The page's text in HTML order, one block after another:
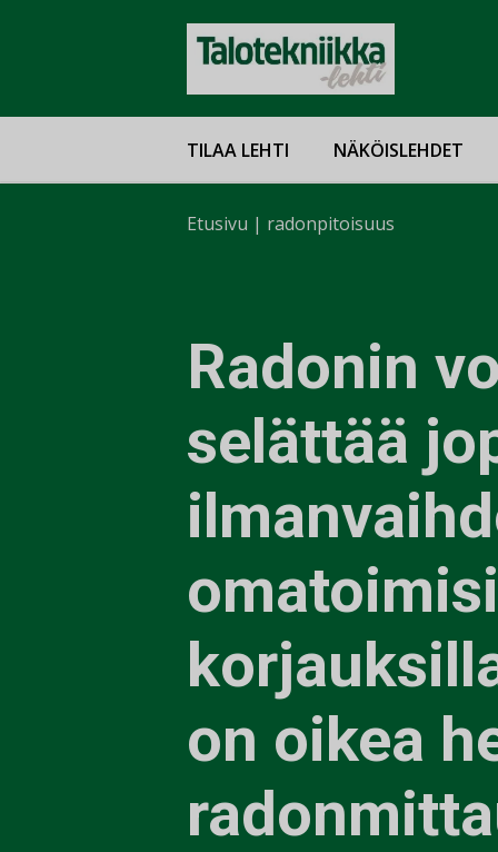
TILAA LEHTI NÄKÖISLEHDET
Etusivu | radonpitoisuus
Radonin
selättää
on oikea